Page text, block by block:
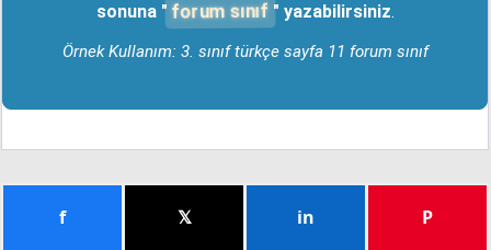
sonuna " forum sınıf " yazabilirsiniz.
Örnek Kullanım: 3. sınıf türkçe sayfa 11 forum sınıf
f 𝕏 in P